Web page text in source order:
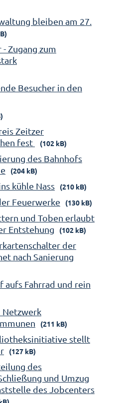
bleiben am 27.
Zugang zum
Besucher in den
Zeitzer
fest
(102 kB)
des Bahnhofs
(204 kB)
kühle Nass (210 kB)
Feuerwerke (130 kB)
und Toben erlaubt
Entstehung
(102 kB)
der
nach Sanierung
aufs Fahrrad und rein
(211 kB)
stellt
(127 kB)
des
und Umzug
des Jobcenters